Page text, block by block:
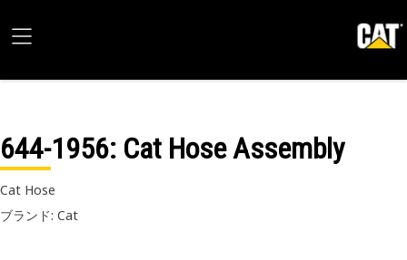
644-1956: Cat Hose Assembly
Cat Hose
ブランド: Cat